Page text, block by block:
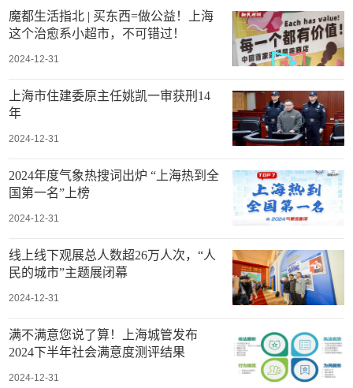
魔都生活指北 | 买东西=做公益！上海
这个治愈系小超市，不可错过！
2024-12-31
上海市住建委原主任姚凯一审获刑14
年
2024-12-31
2024年度气象热搜词出炉 “上海热到全
国第一名”上榜
2024-12-31
线上线下观展总人数超26万人次，“人
民的城市”主题展闭幕
2024-12-31
满不满意您说了算！上海城管发布
2024下半年社会满意度测评结果
2024-12-31